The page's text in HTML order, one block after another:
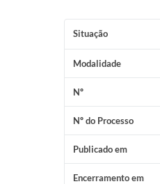
Situação
Modalidade
Nº
Nº do Processo
Publicado em
Encerramento em